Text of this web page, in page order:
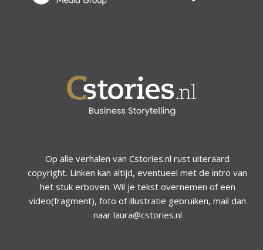
Op alle verhalen van Cstories.nl rust uiteraard
copyright. Linken kan altijd, eventueel met de intro van
het stuk erboven. Wil je tekst overnemen of een
video(fragment), foto of illustratie gebruiken, mail dan
naar laura@cstories.nl